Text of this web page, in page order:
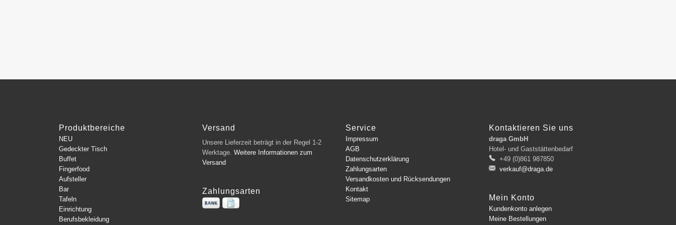
Produktbereiche
NEU
Gedeckter Tisch
Buffet
Fingerfood
Aufsteller
Bar
Tafeln
Einrichtung
Berufsbekleidung
Versand
Unsere Lieferzeit beträgt in der Regel 1-2
Werktage. Weitere Informationen zum
Versand
Zahlungsarten
Service
Impressum
AGB
Datenschutzerklärung
Zahlungsarten
Versandkosten und Rücksendungen
Kontakt
Sitemap
Kontaktieren Sie uns
draga GmbH
Hotel- und Gaststättenbedarf
+49 (0)861 987850
verkauf@draga.de
Mein Konto
Kundenkonto anlegen
Meine Bestellungen